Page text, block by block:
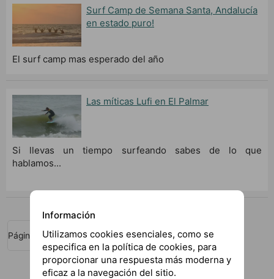
Surf Camp de Semana Santa, Andalucía
en estado puro!
El surf camp mas esperado del año
Las míticas Lufi en El Palmar
Si llevas un tiempo surfeando sabes de lo que
hablamos...
Páginas ‹ anterior siguiente ›
Información
Utilizamos cookies esenciales, como se
especifica en la política de cookies, para
proporcionar una respuesta más moderna y
eficaz a la navegación del sitio.